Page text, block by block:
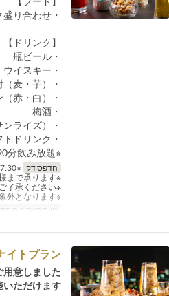
・ドライスナック盛り合わせ
【ドリンク】
・瓶ビール
・ウイスキー
・焼酎（麦・芋）
・ワイン（赤・白）
・梅酒
・スタンダートロングカクテル（ジントニック、カシスソーダ、サンライズ）
・ソフトドリンク
※90分飲み放題
הדפס דק ※17:30～19:00（最終入店）
※6名様まで承ります。
※東京都心側のお席となりますので予めご了承ください。
※本プランは各種割引の対象外となります。
טווח תאריכים
イトプラン
意しました。
ただけます。